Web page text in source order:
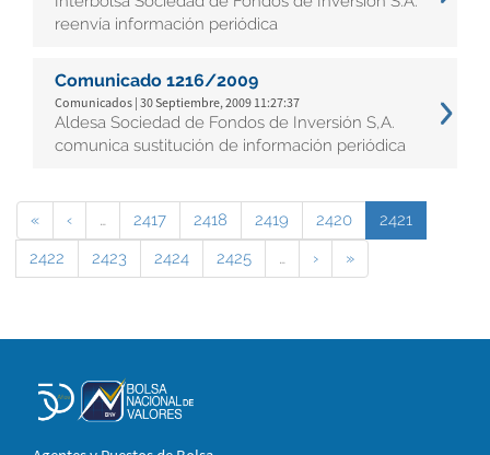
reenvía información periódica
Comunicado 1216/2009
Comunicados | 30 Septiembre, 2009 11:27:37
Aldesa Sociedad de Fondos de Inversión S,A.
comunica sustitución de información periódica
« ‹ … 2417 2418 2419 2420
2421
2422
2423 2424 2425 … › »